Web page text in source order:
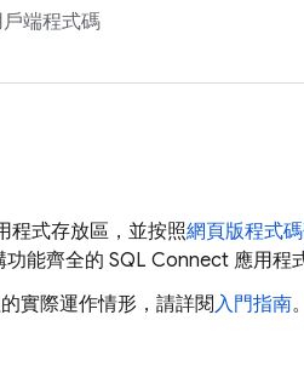
端程式碼
程式存放區，並按照網頁版程式
功能齊全的 SQL Connect 應用程
實際運作情形，請詳閱入門指南。